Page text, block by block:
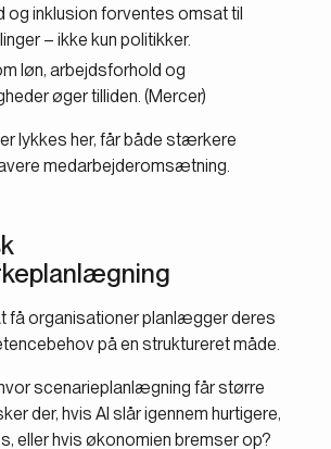
og inklusion forventes omsat til
– ikke kun politikker.
løn, arbejdsforhold og
øger tilliden. (Mercer)
lykkes her, får både stærkere
medarbejderomsætning.
få organisationer planlægger deres
på en struktureret måde.
scenarieplanlægning får større
der, hvis AI slår igennem hurtigere,
eller hvis økonomien bremser op?